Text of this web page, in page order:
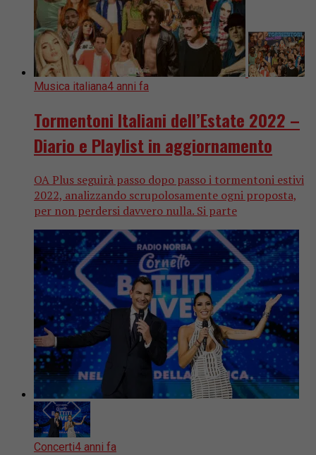
Musica italiana4 anni fa
Tormentoni Italiani dell’Estate 2022 –
Diario e Playlist in aggiornamento
OA Plus seguirà passo dopo passo i tormentoni estivi
2022, analizzando scrupolosamente ogni proposta,
per non perdersi davvero nulla. Si parte
Concerti4 anni fa